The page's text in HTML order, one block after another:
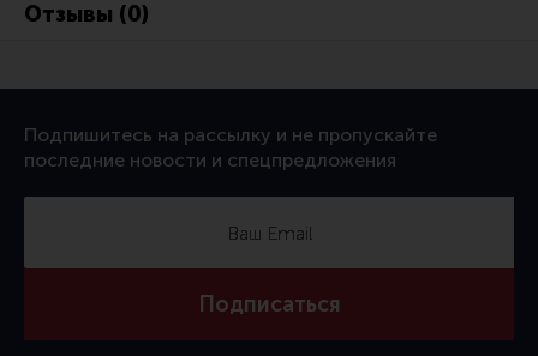
Патчи
Релоадинг
Линия Огня Медиа
Все разделы
Отзывы (0)
Подпишитесь на рассылку и не пропускайте
последние новости и спецпредложения
Подписаться